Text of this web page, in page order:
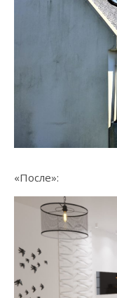
«После»: